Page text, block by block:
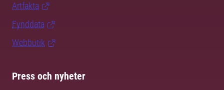
Artfakta
Fynddata
Webbutik
Press och nyheter